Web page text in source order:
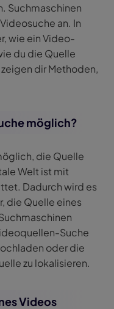
Suchmaschinen
an. In
wie ein Video-
du die Quelle
dir Methoden,
möglich?
die Quelle
Welt ist mit
Dadurch wird es
die Quelle eines
Suche
oder die
zu lokalisieren.
Videos